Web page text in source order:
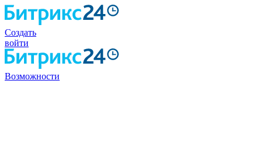
Создать
войти
Возможности